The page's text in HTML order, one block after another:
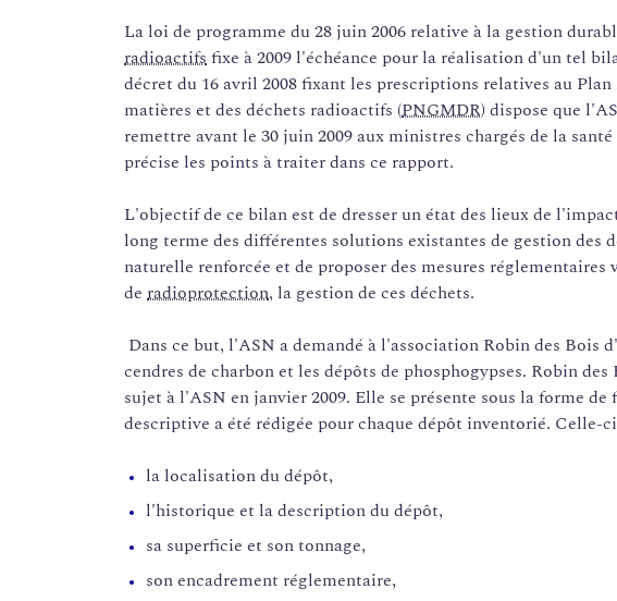
La loi de programme du 28 juin 2006 relative à la gestion
radioactifsfixe à 2009 l'échéance pour la réalisation d'un tel
décret du 16 avril 2008 fixant les prescriptions relatives au
matières et des déchets radioactifs (PNGMDR) dispose que
remettre avant le 30 juin 2009 aux ministres chargés de la
précise les points à traiter dans ce rapport.
L'objectif de ce bilan est de dresser un état des lieux de
long terme des différentes solutions existantes de gestion des
naturelle renforcée et de proposer des mesures réglementaires
de radioprotection, la gestion de ces déchets.
Dans ce but, l'ASN a demandé à l'association Robin des Bois
cendres de charbon et les dépôts de phosphogypses. Robin
sujet à l'ASN en janvier 2009. Elle se présente sous la forme
descriptive a été rédigée pour chaque dépôt inventorié. Celle-
la localisation du dépôt,
l'historique et la description du dépôt,
sa superficie et son tonnage,
son encadrement réglementaire,